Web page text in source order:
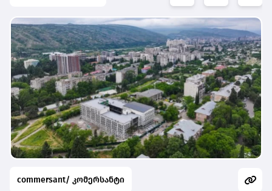
commersant/ კომერსანტი